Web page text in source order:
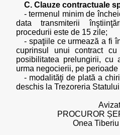
C. Clauze contractuale
- termenul minim de
data transmiterii
procedurii este de 15 zile;
- spaţiile ce urmează a fi
cuprinsul unui contract
posibilitatea prelungirii, cu
urma negocierii, pe
- modalităţi de plată a
deschis la Trezoreria
PROCUROR
Onea